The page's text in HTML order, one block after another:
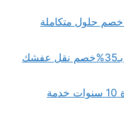
جدة السنابل بـ35%خصم حلول متكاملة
نقل عفش من جدة الى جيزان بـ35%خصم نقل عفشك
نقل عفش جدة الحمدانية بخبرة 10 سنوات خدمة